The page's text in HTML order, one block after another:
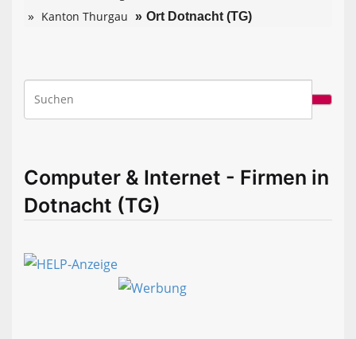
Kanton Thurgau
Ort Dotnacht (TG)
Computer & Internet - Firmen in
Dotnacht (TG)